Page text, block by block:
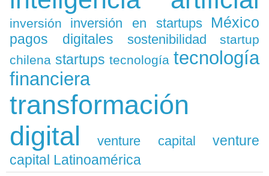
inversión inversión en startups México
pagos digitales sostenibilidad
startup
chilena startups tecnología tecnología
financiera
transformación
digital
venture capital
venture
capital Latinoamérica